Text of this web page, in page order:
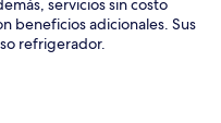
servicios sin costo
beneficios adicionales. Sus
refrigerador.